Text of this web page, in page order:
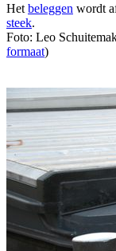
Het beleggen wordt
steek.
Foto: Leo
formaat)